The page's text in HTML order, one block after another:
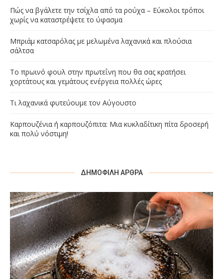
Πώς να βγάλετε την τσίχλα από τα ρούχα – Εύκολοι τρόποι
χωρίς να καταστρέψετε το ύφασμα
Μπριάμ κατσαρόλας με μελωμένα λαχανικά και πλούσια
σάλτσα
Το πρωινό φουλ στην πρωτεΐνη που θα σας κρατήσει
χορτάτους και γεμάτους ενέργεια πολλές ώρες
Τι λαχανικά φυτεύουμε τον Αύγουστο
Καρπουζένια ή καρπουζόπιτα: Μια κυκλαδίτικη πίτα δροσερή
και πολύ νόστιμη!
ΔΗΜΟΦΙΛΉ ΆΡΘΡΑ